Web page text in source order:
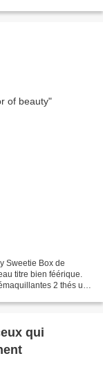
Sweetie Box de
titre bien féérique.
2 thés un
qui